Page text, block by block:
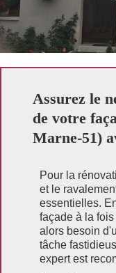
Assurez le
de votre
Marne-51)
Pour la
et le
essentielles.
façade à la
alors besoin
tâche
expert est